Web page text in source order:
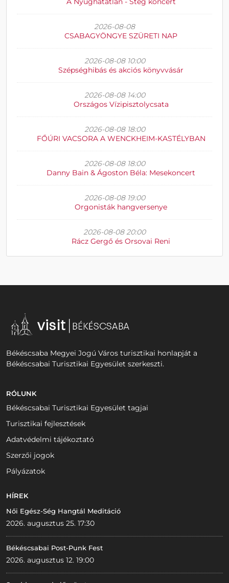
2026-08-08
CSABAGYÖNGYE SZÜRETI NAP
2026-08-08 10:00
Szépséghibás és akciós könyvvásár
2026-08-08 14:00
Országos Vízipisztolycsata
2026-08-08 18:00
FŐÚRI VACSORA A WENCKHEIM-KASTÉLYBAN
2026-08-08 18:00
Danny Bain & Ágoston Béla: Mesekoncert
2026-08-08 19:00
Orgonisták hangversenye
2026-08-08 20:00
Rácz Gergő és Orsovai Reni
Békéscsaba Megyei Jogú Város turisztikai honlapját a
Békéscsabai Turisztikai Egyesület szerkeszti.
RÓLUNK
Békéscsabai Turisztikai Egyesület tagjai
Turisztikai fejlesztések
Adatvédelmi tájékoztató
Szerzői jogok
Pályázatok
HÍREK
Női Egész-Ség Hangtál Meditáció
2026. augusztus 25. 17:30
Békéscsabai Post-Punk Fest
2026. augusztus 12. 19:00